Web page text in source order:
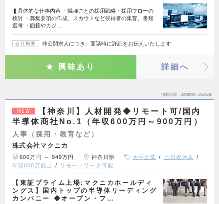
▍具体的な仕事内容 ・職種ごとの採用戦略・採用フローの
検討 ・募集要項の作成、スカウトなど候補者の集客、書類
選考 ・面接やカジ…
会社概要 非公開求人につき、面談時に詳細をお伝えいたします
興味あり 詳細へ
掲載期間 26/08/03～26/08/16
NEW
【神奈川】人材開発◆リモート可/国内
半導体商社No.1（年収600万円～900万円）
人事（採用・教育など）
株式会社マクニカ
600万円 ～ 949万円 神奈川県 大手企業
土日祝休み
年収600万以上
リモートワーク可能
【東証プライム上場:マクニカホールディ
ングス】国内トップの半導体リーディング
カンパニー ◆オープン・フ…